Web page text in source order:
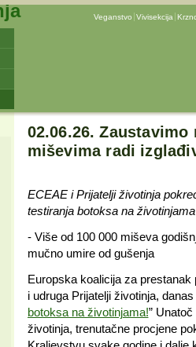
Veganstvo Vivisekcija
02.06.26.
miševima radi
ECEAE i Prijatelji životinja
testiranja botoksa na životinjama
- Više od 100 000 miševa
mučno umire od gušenja
Europska koalicija za
i udruga Prijatelji životinja,
botoksa na životinjama!”
životinja, trenutačne procjene